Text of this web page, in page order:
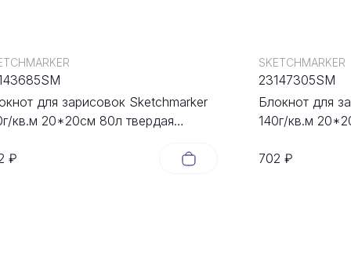
₽
для зарисовок Sketchmarker
кв.м 20*20cм 80л твердая
702 ₽
Блокнот для
140г/кв.м
SKETCHMARKER
23147305SM